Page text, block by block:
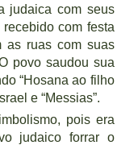
judaica com seus
com festa
as ruas com suas
povo saudou sua
“Hosana ao filho
e “Messias”.
pois era
judaico forrar o